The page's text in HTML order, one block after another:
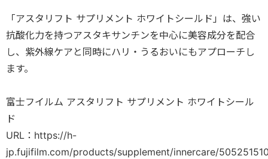
「アスタリフト サプリメント ホワイトシールド」は、強い
抗酸化力を持つアスタキサンチンを中心に美容成分を配合
し、紫外線ケアと同時にハリ・うるおいにもアプローチし
ます。
富士フイルム アスタリフト サプリメント ホワイトシール
ド
URL： https://h-
jp.fujifilm.com/products/supplement/innercare/